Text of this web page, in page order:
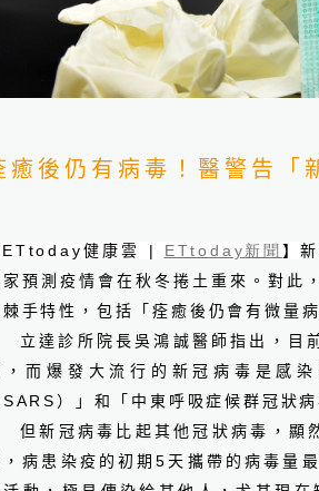
公布！吳鴻誠院長：看懂健檢盲
癒後仍有病毒！醫警告「
ETtoday健康雲 | ETtoday新聞 】
家預測疫情會在秋冬捲土重來。對此
手特性，包括「痊癒後仍會有微量
立達診所院長吳鴻誠醫師指出，目
，而爆發大流行的新冠病毒是感染
SARS）」和「中東呼吸症候群冠狀
但新冠病毒比起其他冠狀病毒，顯
，病患染疫的初期5 天攜帶的病毒量